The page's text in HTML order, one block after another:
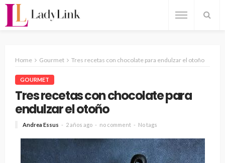
Home Gourmet Tres recetas con chocolate para endulzar el otoño
GOURMET
Tres recetas con chocolate para
endulzar el otoño
Andrea Essus 2 años ago no comment No tags